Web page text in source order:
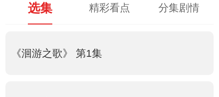
选集 精彩看点 分集剧情
《洄游之歌》 第1集